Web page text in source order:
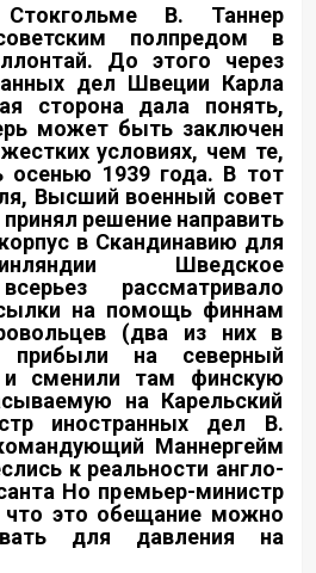
В. Таннер
полпредом в
До этого через
дел Швеции Карла
сторона дала понять,
может быть заключен
условиях, чем те,
осенью 1939 года. В тот
Высший военный совет
решение направить
в Скандинавию для
Шведское
рассматривало
на помощь финнам
(два из них в
прибыли на северный
и сменили там финскую
на Карельский
иностранных дел В.
Маннергейм
к реальности англо-
Но премьер-министр
что это обещание можно
для давления на